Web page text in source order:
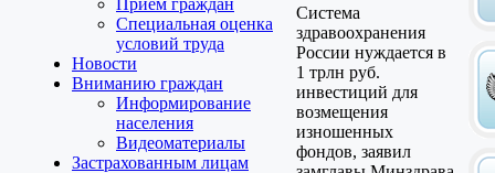
Прием граждан
Специальная оценка
условий труда
Новости
Вниманию граждан
Информирование
населения
Видеоматериалы
Застрахованным лицам
Система
здравоохранения
России нуждается в
1 трлн руб.
инвестиций для
возмещения
изношенных
фондов, заявил